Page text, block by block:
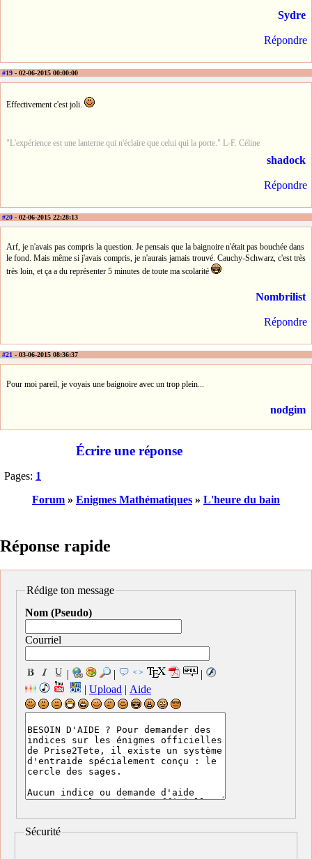
Sydre
Répondre
#19 - 02-06-2015 00:00:00
Effectivement c'est joli.
"L'expérience est une lanterne qui n'éclaire que celui qui la porte." L-F. Céline
shadock
Répondre
#20 - 02-06-2015 22:28:13
Arf, je n'avais pas compris la question. Je pensais que la baignoire n'était pas bouchée dans
le fond. Mais même si j'avais compris, je n'aurais jamais trouvé. Cauchy-Schwarz, c'est très
très loin, et ça a du représenter 5 minutes de toute ma scolarité
Nombrilist
Répondre
#21 - 03-06-2015 08:36:37
Pour moi pareil, je voyais une baignoire avec un trop plein...
nodgim
Écrire une réponse
Pages: 1
Forum » Enigmes Mathématiques » L'heure du bain
Réponse rapide
Rédige ton message
Nom (Pseudo)
Courriel
Upload Aide
Sécurité